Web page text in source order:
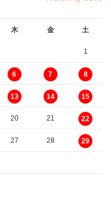
木 金 土
1
6 7 8
13 14 15
20 21 22
27 28 29